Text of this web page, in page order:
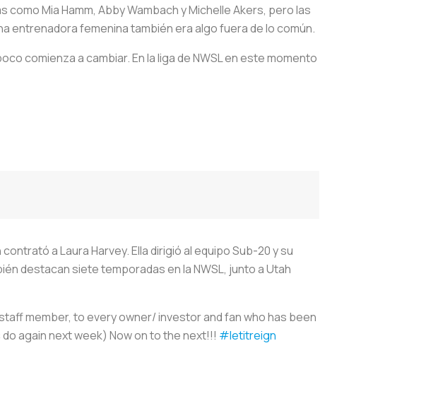
Mia Hamm, Abby Wambach y Michelle Akers, pero las
entrenadora femenina también era algo fuera de lo común.
comienza a cambiar. En la liga de NWSL en este momento
a Laura Harvey. Ella dirigió al equipo Sub-20 y su
destacan siete temporadas en la NWSL, junto a Utah
member, to every owner/ investor and fan who has been
again next week) Now on to the next!!! #letitreign